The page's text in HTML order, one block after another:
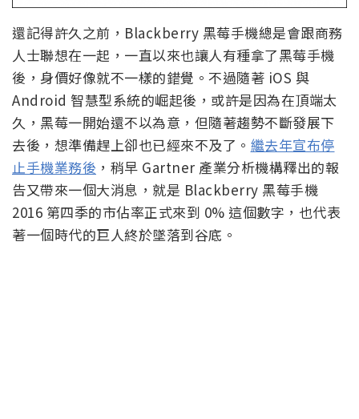
還記得許久之前，Blackberry 黑莓手機總是會跟商務
人士聯想在一起，一直以來也讓人有種拿了黑莓手機
後，身價好像就不一樣的錯覺。不過隨著 iOS 與
Android 智慧型系統的崛起後，或許是因為在頂端太
久，黑莓一開始還不以為意，但隨著趨勢不斷發展下
去後，想準備趕上卻也已經來不及了。 繼去年宣布停
止手機業務後 ，稍早 Gartner 產業分析機構釋出的報
告又帶來一個大消息，就是 Blackberry 黑莓手機
2016 第四季的市佔率正式來到 0% 這個數字，也代表
著一個時代的巨人終於墜落到谷底。